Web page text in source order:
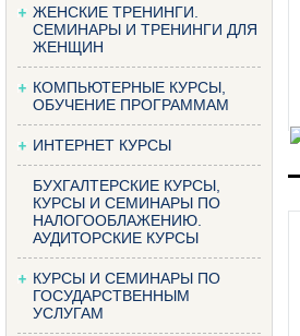
ЖЕНСКИЕ ТРЕНИНГИ.
СЕМИНАРЫ И ТРЕНИНГИ ДЛЯ
ЖЕНЩИН
КОМПЬЮТЕРНЫЕ КУРСЫ,
ОБУЧЕНИЕ ПРОГРАММАМ
ИНТЕРНЕТ КУРСЫ
БУХГАЛТЕРСКИЕ КУРСЫ,
КУРСЫ И СЕМИНАРЫ ПО
НАЛОГООБЛАЖЕНИЮ.
АУДИТОРСКИЕ КУРСЫ
КУРСЫ И СЕМИНАРЫ ПО
ГОСУДАРСТВЕННЫМ
УСЛУГАМ